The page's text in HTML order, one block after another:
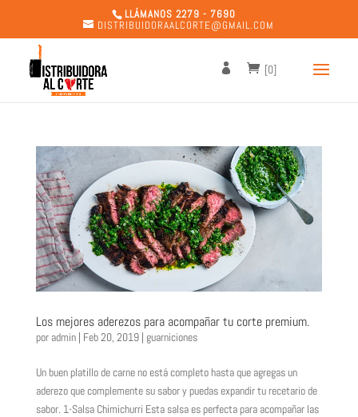
LLÁMANOS 2279 - 7690
DISTRIBUIDORAALCORTE@GMAIL.COM
[0]
Los mejores aderezos para acompañar tu corte premium.
por admin| Feb 20, 2019| guarniciones
Un buen platillo de carne no está completo hasta que agregas un
aderezo que complemente su sabor y puedas expandir tu recetario de
sabor. 1-Salsa Chimichurri Esta salsa es perfecta para acompañar las